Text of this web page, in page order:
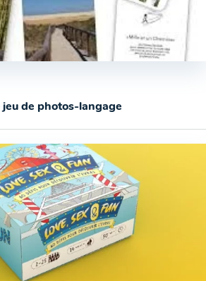
jeu de photos-langage